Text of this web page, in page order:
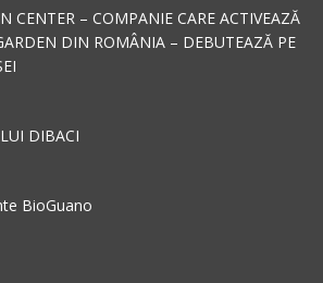
CENTER – COMPANIE CARE ACTIVEAZĂ
DIN ROMÂNIA – DEBUTEAZĂ PE
DIBACI
BioGuano